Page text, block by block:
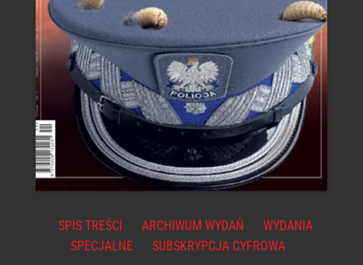
SPIS TREŚCI ARCHIWUM WYDAŃ
WYDANIA
SPECJALNE
SUBSKRYPCJA CYFROWA